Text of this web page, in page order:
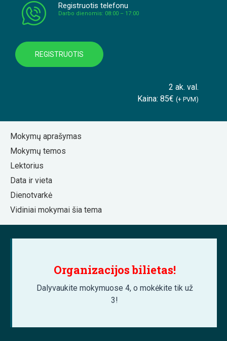
Registruotis telefonu
Darbo dienomis: 08:00 – 17:00
REGISTRUOTIS
2 ak. val.
Kaina: 85€ (+ PVM)
Mokymų aprašymas
Mokymų temos
Lektorius
Data ir vieta
Dienotvarkė
Vidiniai mokymai šia tema
Organizacijos bilietas!
Dalyvaukite mokymuose 4, o mokėkite tik už
3!